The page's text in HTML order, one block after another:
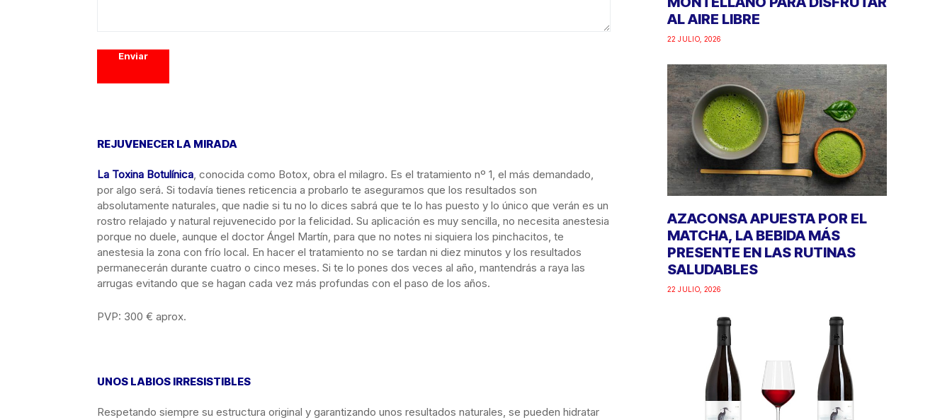
Enviar
REJUVENECER LA MIRADA
La Toxina Botulínica, conocida como Botox, obra el milagro. Es el tratamiento nº 1, el más demandado,
por algo será. Si todavía tienes reticencia a probarlo te aseguramos que los resultados son
absolutamente naturales, que nadie si tu no lo dices sabrá que te lo has puesto y lo único que verán es un
rostro relajado y natural rejuvenecido por la felicidad. Su aplicación es muy sencilla, no necesita anestesia
porque no duele, aunque el doctor Ángel Martín, para que no notes ni siquiera los pinchacitos, te
anestesia la zona con frío local. En hacer el tratamiento no se tardan ni diez minutos y los resultados
permanecerán durante cuatro o cinco meses. Si te lo pones dos veces al año, mantendrás a raya las
arrugas evitando que se hagan cada vez más profundas con el paso de los años.
PVP: 300 € aprox.
UNOS LABIOS IRRESISTIBLES
Respetando siempre su estructura original y garantizando unos resultados naturales, se pueden hidratar
AL AIRE LIBRE
22 JULIO, 2026
AZACONSA APUESTA POR EL
MATCHA, LA BEBIDA MÁS
PRESENTE EN LAS RUTINAS
SALUDABLES
22 JULIO, 2026